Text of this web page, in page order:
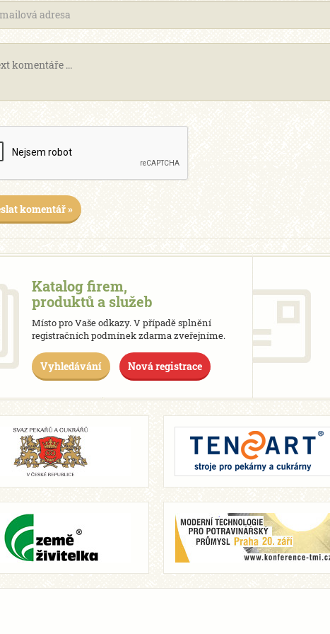
komentář »
Katalog firem,
produktů a služeb
Místo pro Vaše odkazy. V případě splnění
registračních podmínek zdarma zveřejníme.
Vyhledávání Nová registrace